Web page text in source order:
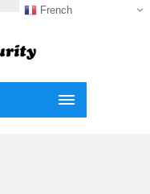
French